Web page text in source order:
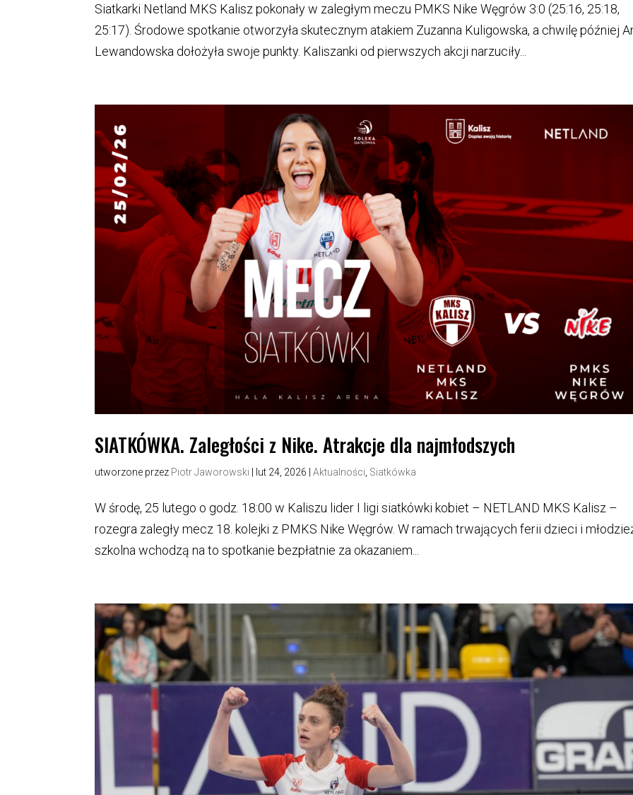
Siatkarki Netland MKS Kalisz pokonały w zaległym meczu PMKS Nike Węgrów 3:0 (25:16, 25:18,
25:17). Środowe spotkanie otworzyła skutecznym atakiem Zuzanna Kuligowska, a chwilę później
Lewandowska dołożyła swoje punkty. Kaliszanki od pierwszych akcji narzuciły...
SIATKÓWKA. Zaległości z Nike. Atrakcje dla najmłodszych
utworzone przez Piotr Jaworowski lut 24, 2026 |Aktualności Siatkówka
W środę, 25 lutego o godz. 18:00 w Kaliszu lider I ligi siatkówki kobiet – NETLAND MKS Kalisz –
rozegra zaległy mecz 18. kolejki z PMKS Nike Węgrów. W ramach trwających ferii dzieci i
szkolna wchodzą na to spotkanie bezpłatnie za okazaniem...